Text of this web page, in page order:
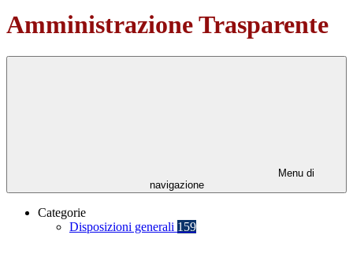
Amministrazione Trasparente
Menu di
navigazione
Categorie
Disposizioni generali 159